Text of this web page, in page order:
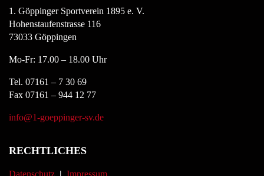
1. Göppinger Sportverein 1895 e. V.
Hohenstaufenstrasse 116
73033 Göppingen
Mo-Fr: 17.00 – 18.00 Uhr
Tel. 07161 – 7 30 69
Fax 07161 – 944 12 77
info@1-goeppinger-sv.de
RECHTLICHES
Datenschutz | Impressum